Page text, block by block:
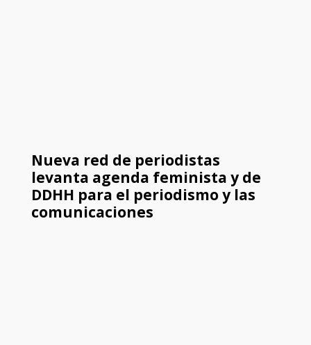
Nueva red de periodistas
levanta agenda feminista y de
DDHH para el periodismo y las
comunicaciones